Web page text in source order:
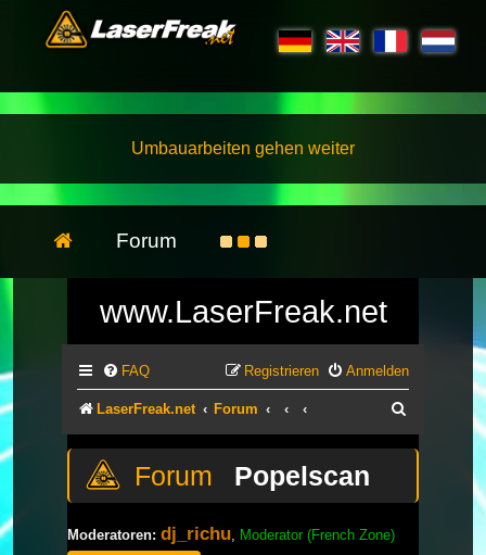
Umbauarbeiten gehen weiter
Forum
www.LaserFreak.net
FAQ Anmelden
Registrieren
LaserFreak.net Forum
Popelscan
Moderatoren: dj_richu Moderator (French Zone)